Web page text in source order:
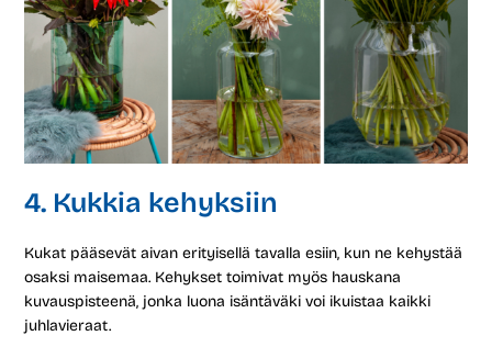
4. Kukkia kehyksiin
Kukat pääsevät aivan erityisellä tavalla esiin, kun ne kehystää
osaksi maisemaa. Kehykset toimivat myös hauskana
kuvauspisteenä, jonka luona isäntäväki voi ikuistaa kaikki
juhlavieraat.